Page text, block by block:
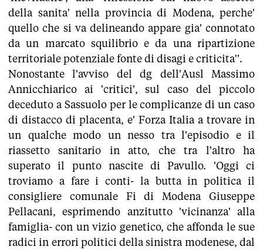
della sanita' nella provincia di Modena, perche'
quello che si va delineando appare gia' connotato
da un marcato squilibrio e da una ripartizione
territoriale potenziale fonte di disagi e criticita''.
Nonostante l'avviso del dg dell'Ausl Massimo
Annicchiarico ai 'critici', sul caso del piccolo
deceduto a Sassuolo per le complicanze di un caso
di distacco di placenta, e' Forza Italia a trovare in
un qualche modo un nesso tra l'episodio e il
riassetto sanitario in atto, che tra l'altro ha
superato il punto nascite di Pavullo. 'Oggi ci
troviamo a fare i conti- la butta in politica il
consigliere comunale Fi di Modena Giuseppe
Pellacani, esprimendo anzitutto 'vicinanza' alla
famiglia- con un vizio genetico, che affonda le sue
radici in errori politici della sinistra modenese, dal